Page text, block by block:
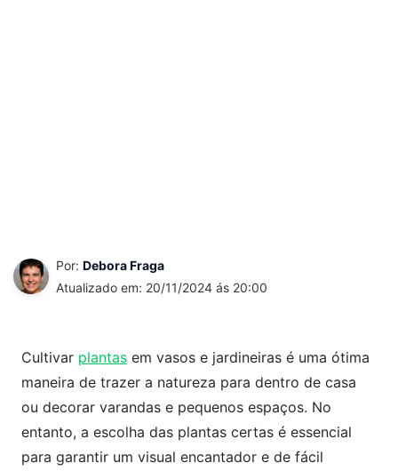
Por: Debora Fraga
Atualizado em: 20/11/2024 ás 20:00
Cultivar plantas em vasos e jardineiras é uma ótima
maneira de trazer a natureza para dentro de casa
ou decorar varandas e pequenos espaços. No
entanto, a escolha das plantas certas é essencial
para garantir um visual encantador e de fácil